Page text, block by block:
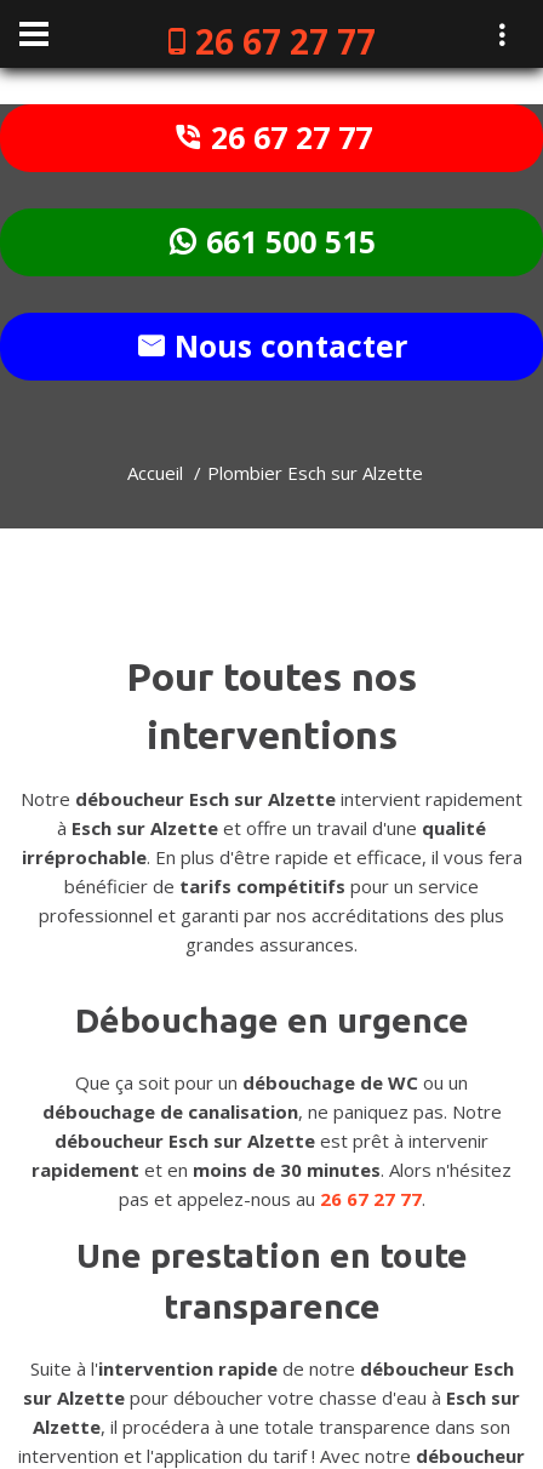
26 67 27 77
26 67 27 77
661 500 515
Nous contacter
Accueil Plombier Esch sur Alzette
Pour toutes nos
interventions
Notre déboucheur Esch sur Alzette intervient rapidement
à Esch sur Alzette et offre un travail d'une qualité
irréprochable. En plus d'être rapide et efficace, il vous fera
bénéficier de tarifs compétitifs pour un service
professionnel et garanti par nos accréditations des plus
grandes assurances.
Débouchage en urgence
Que ça soit pour un débouchage de WC ou un
débouchage de canalisation, ne paniquez pas. Notre
déboucheur Esch sur Alzette est prêt à intervenir
rapidement et en moins de 30 minutes. Alors n'hésitez
pas et appelez-nous au 26 67 27 77.
Une prestation en toute
transparence
Suite à l'intervention rapidede notre déboucheur Esch
sur Alzette pour déboucher votre chasse d'eau à Esch sur
Alzette, il procédera à une totale transparence dans son
intervention et l'application du tarif ! Avec notre déboucheur